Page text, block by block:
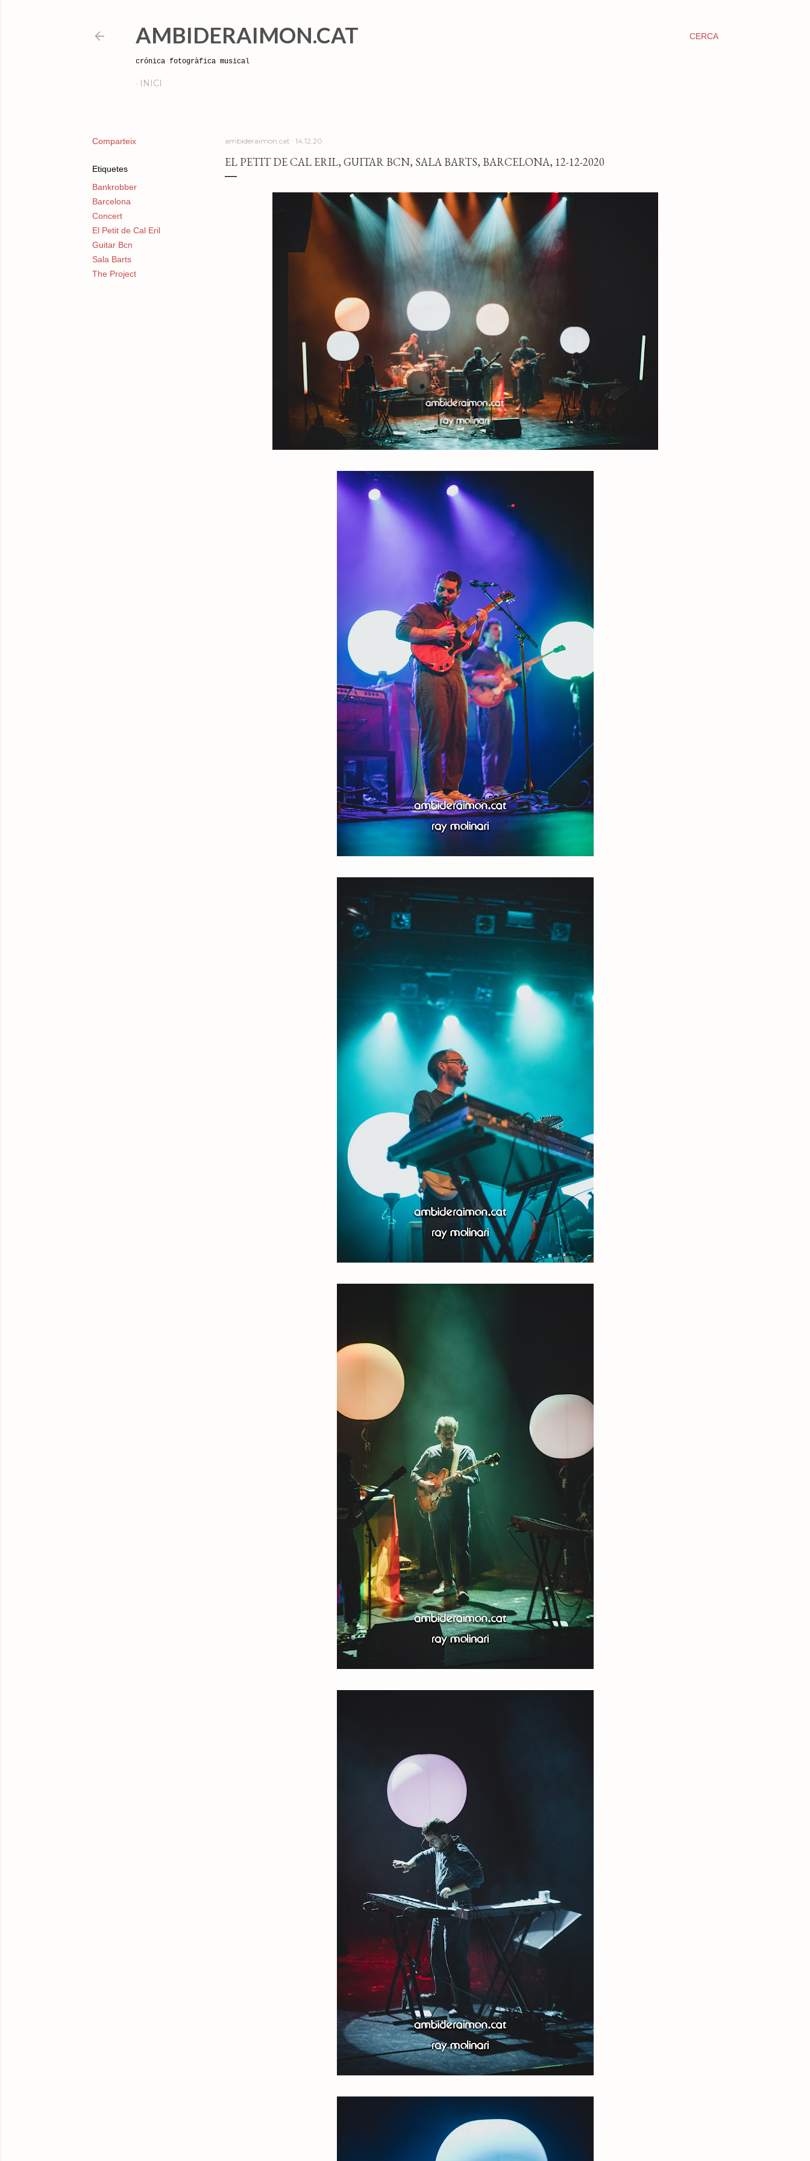
CERCA
AMBIDERAIMON.CAT
crónica fotogràfica musical
INICI
Comparteix
Etiquetes
Bankrobber
Barcelona
Concert
El Petit de Cal Eril
Guitar Bcn
Sala Barts
The Project
ambideraimon.cat 14.12.20
EL PETIT DE CAL ERIL, GUITAR BCN, SALA BARTS, BARCELONA, 12-12-2020